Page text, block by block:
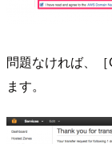
問題なければ、
ます。